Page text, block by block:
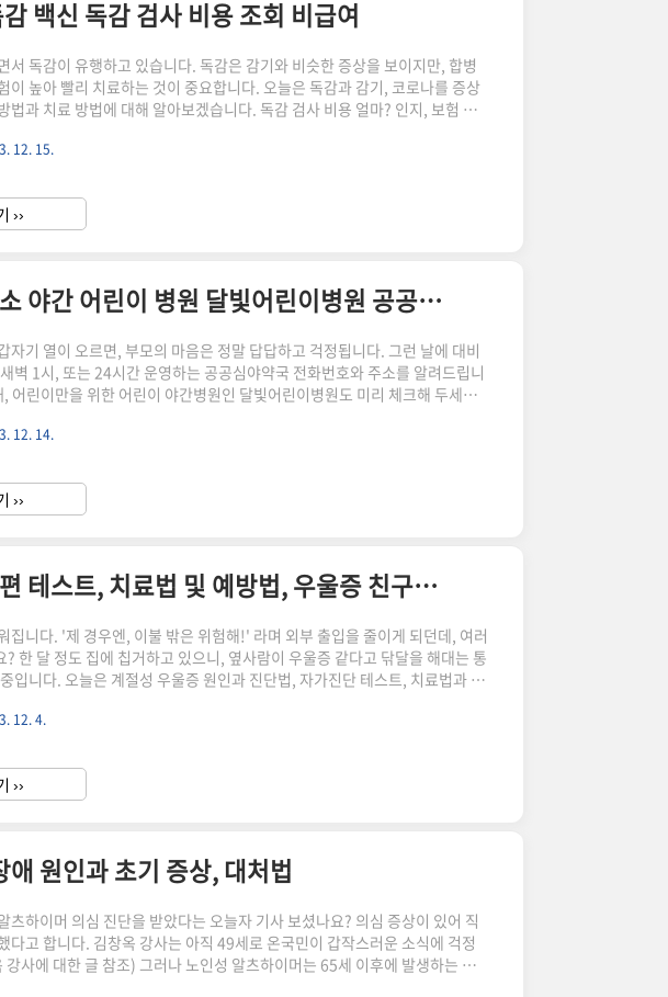
백신 독감 검사 비용 조회 비급여
서 독감이 유행하고 있습니다. 독감은 감기와 비슷한 증상을 보이지만, 합병
이 높아 빨리 치료하는 것이 중요합니다. 오늘은 독감과 감기, 코로나를 증상
법과 치료 방법에 대해 알아보겠습니다. 독감 검사 비용 얼마? 인지, 보험 비
. 감기와 독감, 코로나는 원인이 되는 바이러스와 그로 인한 증상의 심각성, 진
의 바이러스 인플루엔자 바이러스 코로나 바이러스 증상 미열, 두통, 근육통,
이상의 고열 동반 발열을 동반한 인..
12. 15.
››
새벽 문 여는약국 전화번호 주소 야간 어린이 병원 달빛어린이병원 공공심야약국
자기 열이 오르면, 부모의 마음은 정말 답답하고 걱정됩니다. 그런 날에 대비
벽 1시, 또는 24시간 운영하는 공공심야약국 전화번호와 주소를 알려드립니
어린이만을 위한 어린이 야간병원인 달빛어린이병원도 미리 체크해 두세요
해당 페이지에는 다음 예시와 같은 사진과 함께 따로 표를 정리해두었습니
고 지역명을 누르시면 빠르게 검색하실 수 있습니다. PC로 보시는 분들은 아
요. (ctrl + f 또는 검색 키로 찾아보..
12. 14.
››
계절성 우울증 원인과 진단 간편 테스트, 치료법 및 예방법, 우울증 친구가 있다면
집니다. '제 경우엔, 이불 밖은 위험해!' 라며 외부 출입을 줄이게 되던데, 여러
? 한 달 정도 집에 칩거하고 있으니, 옆사람이 우울증 같다고 닦달을 해대는 통
입니다. 오늘은 계절성 우울증 원인과 진단법, 자가진단 테스트, 치료법과 예
란 무엇인가? 계절성 우울증, 또는 계절성 정서 장애는 특정 계절에 발생하는
여름에 호전되는 경향이 있습니다. 이는 일광 시간이 줄어들고 날씨가 추워지
으로 생각됩니다. 겨울철 우울증의 원인 겨울철 ..
12. 4.
››
원인과 초기 증상, 대처법
츠하이머 의심 진단을 받았다는 오늘자 기사 보셨나요? 의심 증상이 있어 직
다고 합니다. 김창옥 강사는 아직 49세로 온국민이 갑작스러운 소식에 걱정
강사에 대한 글 참조) 그러나 노인성 알츠하이머는 65세 이후에 발생하는 치